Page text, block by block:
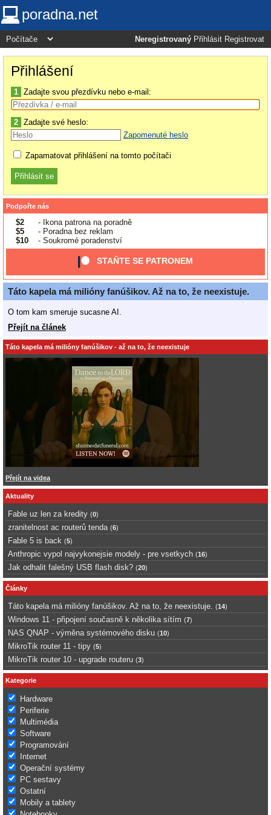
poradna.net
Neregistrovaný Přihlásit Registrovat
Přihlášení
1 Zadajte svou přezdívku nebo e-mail:
2 Zadajte své heslo:
Zapomenuté heslo
Zapamatovat přihlášení na tomto počítači
Podpořte nás
$2
- Ikona patrona na poradně
$5
- Poradna bez reklam
$10
- Soukromé poradenství
STAŇTE SE PATRONEM
Táto kapela má milióny fanúšikov. Až na to, že neexistuje.
O tom kam smeruje sucasne AI.
Přejít na článek
Táto kapela má milióny fanúšikov - až na to, že neexistuje
Přejít na videa
Aktuality
Fable uz len za kredity (0)
zranitelnost ac routerů tenda (6)
Fable 5 is back (5)
Anthropic vypol najvykonejsie modely - pre vsetkych (16)
Jak odhalit falešný USB flash disk? (20)
Články
Táto kapela má milióny fanúšikov. Až na to, že neexistuje. (14)
Windows 11 - připojení současně k několika sítím (7)
NAS QNAP - výměna systémového disku (10)
MikroTik router 11 - tipy (5)
MikroTik router 10 - upgrade routeru (3)
Kategorie
Hardware
Periferie
Multimédia
Software
Programování
Internet
Operační systémy
PC sestavy
Ostatní
Mobily a tablety